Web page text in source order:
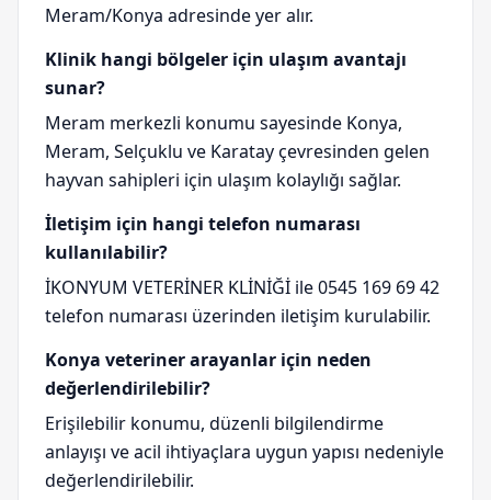
Meram/Konya adresinde yer alır.
Klinik hangi bölgeler için ulaşım avantajı
sunar?
Meram merkezli konumu sayesinde Konya,
Meram, Selçuklu ve Karatay çevresinden gelen
hayvan sahipleri için ulaşım kolaylığı sağlar.
İletişim için hangi telefon numarası
kullanılabilir?
İKONYUM VETERİNER KLİNİĞİ ile 0545 169 69 42
telefon numarası üzerinden iletişim kurulabilir.
Konya veteriner arayanlar için neden
değerlendirilebilir?
Erişilebilir konumu, düzenli bilgilendirme
anlayışı ve acil ihtiyaçlara uygun yapısı nedeniyle
değerlendirilebilir.